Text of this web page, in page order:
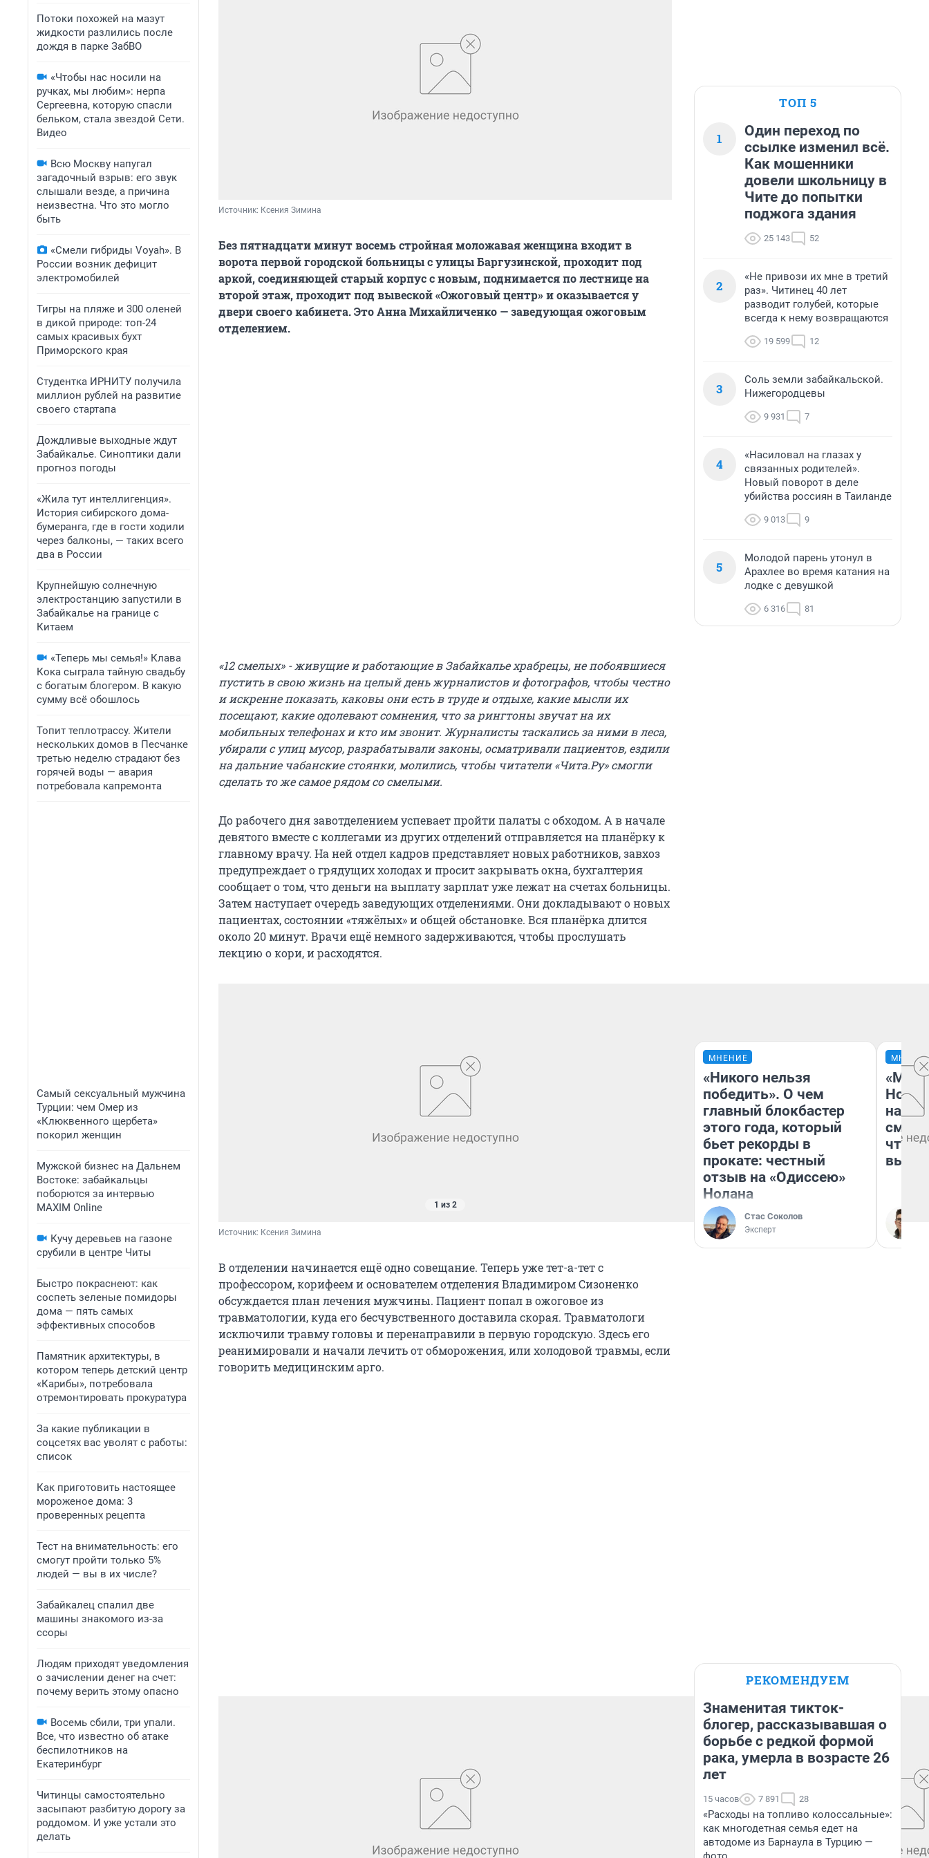
Потоки похожей на мазут
жидкости разлились после
дождя в парке ЗабВО
«Чтобы нас носили на
ручках, мы любим»: нерпа
Сергеевна, которую спасли
бельком, стала звездой Сети.
Видео
Всю Москву напугал
загадочный взрыв: его звук
слышали везде, а причина
неизвестна. Что это могло
быть
«Смели гибриды Voyah». В
России возник дефицит
электромобилей
Тигры на пляже и 300 оленей
в дикой природе: топ-24
самых красивых бухт
Приморского края
Студентка ИРНИТУ получила
миллион рублей на развитие
своего стартапа
Дождливые выходные ждут
Забайкалье. Синоптики дали
прогноз погоды
«Жила тут интеллигенция».
История сибирского дома-
бумеранга, где в гости ходили
через балконы, — таких всего
два в России
Крупнейшую солнечную
электростанцию запустили в
Забайкалье на границе с
Китаем
«Теперь мы семья!» Клава
Кока сыграла тайную свадьбу
с богатым блогером. В какую
сумму всё обошлось
Топит теплотрассу. Жители
нескольких домов в Песчанке
третью неделю страдают без
горячей воды — авария
потребовала капремонта
Самый сексуальный мужчина
Турции: чем Омер из
«Клюквенного щербета»
покорил женщин
Мужской бизнес на Дальнем
Востоке: забайкальцы
поборются за интервью
MAXIM Online
Кучу деревьев на газоне
срубили в центре Читы
Быстро покраснеют: как
соспеть зеленые помидоры
дома — пять самых
эффективных способов
Памятник архитектуры, в
котором теперь детский центр
«Карибы», потребовала
отремонтировать прокуратура
За какие публикации в
соцсетях вас уволят с работы:
список
Как приготовить настоящее
мороженое дома: 3
проверенных рецепта
Тест на внимательность: его
смогут пройти только 5%
людей — вы в их числе?
Забайкалец спалил две
машины знакомого из-за
ссоры
Людям приходят уведомления
о зачислении денег на счет:
почему верить этому опасно
Восемь сбили, три упали.
Все, что известно об атаке
беспилотников на
Екатеринбург
Читинцы самостоятельно
засыпают разбитую дорогу за
роддомом. И уже устали это
делать
Источник: Ксения Зимина
Без пятнадцати минут восемь стройная моложавая женщина входит в
ворота первой городской больницы с улицы Баргузинской, проходит под
аркой, соединяющей старый корпус с новым, поднимается по лестнице на
второй этаж, проходит под вывеской «Ожоговый центр» и оказывается у
двери своего кабинета. Это Анна Михайличенко — заведующая ожоговым
отделением.
«12 смелых» - живущие и работающие в Забайкалье храбрецы, не побоявшиеся
пустить в свою жизнь на целый день журналистов и фотографов, чтобы честно
и искренне показать, каковы они есть в труде и отдыхе, какие мысли их
посещают, какие одолевают сомнения, что за рингтоны звучат на их
мобильных телефонах и кто им звонит. Журналисты таскались за ними в леса,
убирали с улиц мусор, разрабатывали законы, осматривали пациентов, ездили
на дальние чабанские стоянки, молились, чтобы читатели «Чита.Ру» смогли
сделать то же самое рядом со смелыми.
До рабочего дня завотделением успевает пройти палаты с обходом. А в начале
девятого вместе с коллегами из других отделений отправляется на планёрку к
главному врачу. На ней отдел кадров представляет новых работников, завхоз
предупреждает о грядущих холодах и просит закрывать окна, бухгалтерия
сообщает о том, что деньги на выплату зарплат уже лежат на счетах больницы.
Затем наступает очередь заведующих отделениями. Они докладывают о новых
пациентах, состоянии «тяжёлых» и общей обстановке. Вся планёрка длится
около 20 минут. Врачи ещё немного задерживаются, чтобы прослушать
лекцию о кори, и расходятся.
1 из 2
Источник: Ксения Зимина
В отделении начинается ещё одно совещание. Теперь уже тет-а-тет с
профессором, корифеем и основателем отделения Владимиром Сизоненко
обсуждается план лечения мужчины. Пациент попал в ожоговое из
травматологии, куда его бесчувственного доставила скорая. Травматологи
исключили травму головы и перенаправили в первую городскую. Здесь его
реанимировали и начали лечить от обморожения, или холодовой травмы, если
говорить медицинским арго.
ТОП 5
1
Один переход по
ссылке изменил всё.
Как мошенники
довели школьницу в
Чите до попытки
поджога здания
25 143 52
2
«Не привози их мне в третий
раз». Читинец 40 лет
разводит голубей, которые
всегда к нему возвращаются
19 599 12
3
Соль земли забайкальской.
Нижегородцевы
9 931 7
4
«Насиловал на глазах у
связанных родителей».
Новый поворот в деле
убийства россиян в Таиланде
9 013 9
5
Молодой парень утонул в
Арахлее во время катания на
лодке с девушкой
6 316 81
МНЕНИЕ
«Никого нельзя
победить». О чем
главный блокбастер
этого года, который
бьет рекорды в
прокате: честный
отзыв на «Одиссею»
Нолана
Стас Соколов
Эксперт
«Мы
РЕКОМЕНДУЕМ
Знаменитая тикток-
блогер, рассказывавшая о
борьбе с редкой формой
рака, умерла в возрасте 26
лет
15 часов 7 891 28
«Расходы на топливо колоссальные»:
как многодетная семья едет на
автодоме из Барнаула в Турцию —